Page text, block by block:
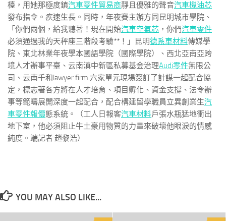
檯，用她那極度鎮汽車零件貿易商靜且優雅的聲音汽車機油芯
發布指令。疾速生長。同時，年夜賽主辦方同昆明城市學院、
「你們兩個，給我聽著！現在開始汽車空氣芯 ，你們汽車零件
必須通過我的天秤座三階段考驗**！」昆明德系車材料傳媒學
院、東北林業年夜學本國語學院（國際學院）、西北亞南亞跨
境人才辦事平臺、云南滇中新區私募基金治理Audi零件無限公
司、云南千和lawyer firm 六家單元現場簽訂了計謀一起配合協
定，標志著各方將在人才培育、項目孵化、資金支撐、法令辦
事等範疇展開深度一起配合，配合構建留學職員立異創業生汽
車零件報價態系統。（工人日報客汽車材料戶張水瓶猛地衝出
地下室，他必須阻止牛土豪用物質的力量來破壞他眼淚的情感
純度。端記者 趙黎浩）
YOU MAY ALSO LIKE...